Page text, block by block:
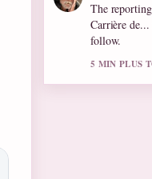
Good
les chutes,
write like this.
7 MIN PLUS